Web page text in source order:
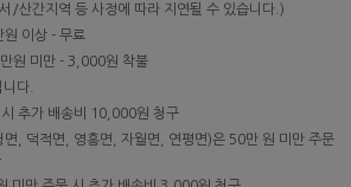
/산간지역 등 사정에 따라 지연될 수 있습니다.)
원 이상 - 무료
원 미만 - 3,000원 착불
다.
추가 배송비 10,000원 청구
, 덕적면, 영흥면, 자월면, 연평면)은 50만 원 미만 주문